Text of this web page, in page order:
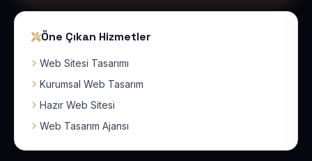
Öne Çıkan Hizmetler
Web Sitesi Tasarımı
Kurumsal Web Tasarım
Hazır Web Sitesi
Web Tasarım Ajansı